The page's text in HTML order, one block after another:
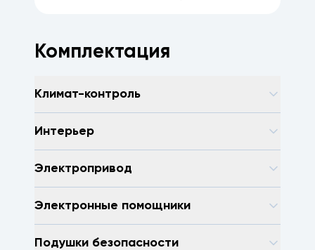
Комплектация
Климат-контроль
Интерьер
Электропривод
Электронные помощники
Подушки безопасности